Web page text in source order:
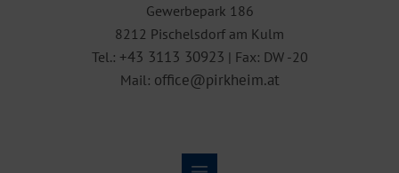
Gewerbepark 186
8212 Pischelsdorf am Kulm
Tel.: +43 3113 30923 | Fax: DW -20
Mail: office@pirkheim.at